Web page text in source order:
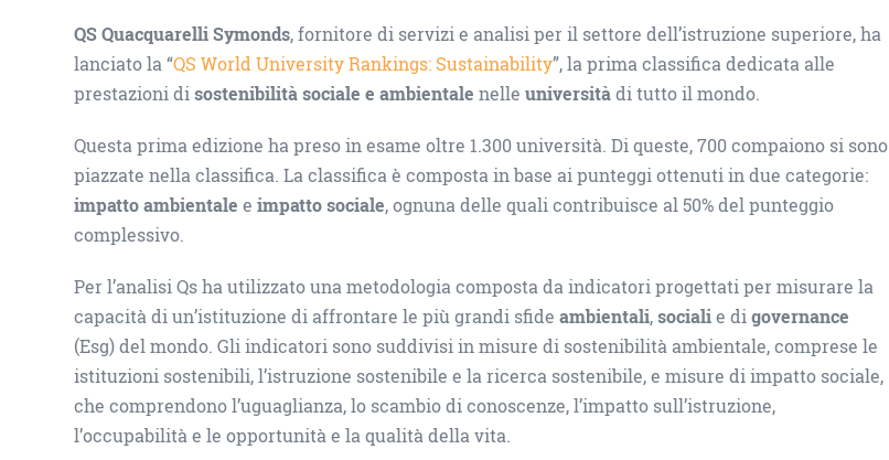
QS Quacquarelli Symonds, fornitore di servizi e analisi per il settore dell’istruzione superiore, ha
lanciato la “QS World University Rankings: Sustainability”, la prima classifica dedicata alle
prestazioni disostenibilità sociale e ambientale nelleuniversitàdi tutto il mondo.
Questa prima edizione ha preso in esame oltre 1.300 università. Di queste, 700 compaiono si sono
piazzate nella classifica. La classifica è composta in base ai punteggi ottenuti in due categorie:
impatto ambientale eimpatto sociale, ognuna delle quali contribuisce al 50% del punteggio
complessivo.
Per l’analisi Qs ha utilizzato una metodologia composta da indicatori progettati per misurare la
capacità di un’istituzione di affrontare le più grandi sfideambientali,socialie digovernance
(Esg) del mondo. Gli indicatori sono suddivisi in misure di sostenibilità ambientale, comprese le
istituzioni sostenibili, l’istruzione sostenibile e la ricerca sostenibile, e misure di impatto sociale,
che comprendono l’uguaglianza, lo scambio di conoscenze, l’impatto sull’istruzione,
l’occupabilità e le opportunità e la qualità della vita.